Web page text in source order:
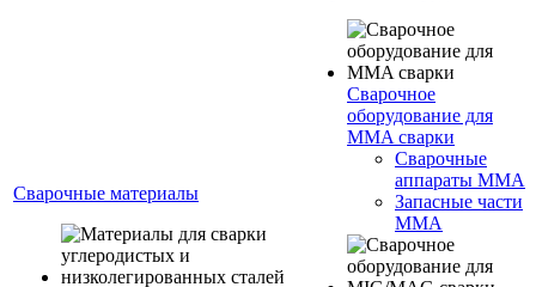
Сварочные материалы
Сварочное
оборудование для
MMA сварки
Сварочные
аппараты MMA
Запасные части
MMA